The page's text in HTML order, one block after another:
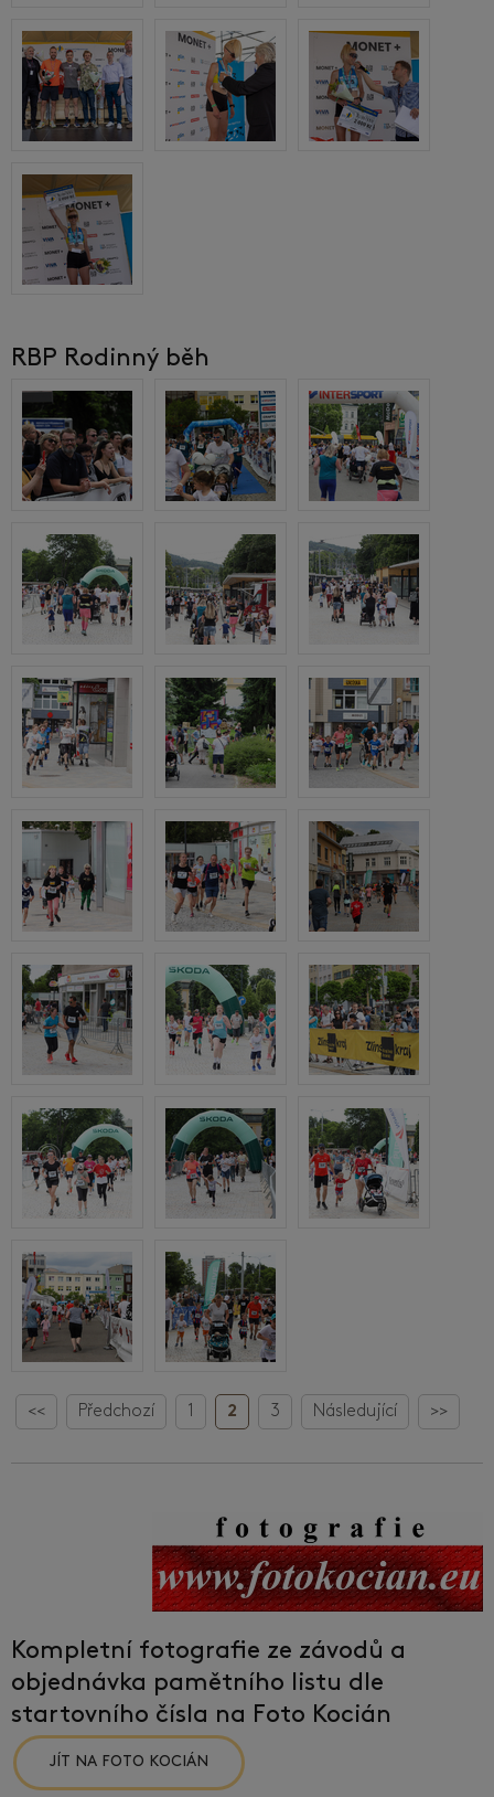
RBP Rodinný běh
<< Předchozí 1 2 3 Následující >>
Kompletní fotografie ze závodů a
objednávka pamětního listu dle
startovního čísla na Foto Kocián
JÍT NA FOTO KOCIÁN